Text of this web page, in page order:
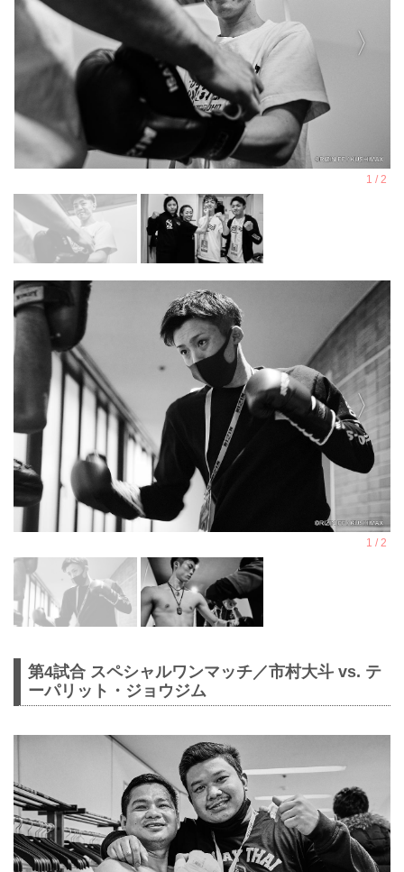
第4試合 スペシャルワンマッチ／市村大斗 vs. テ
ーパリット・ジョウジム